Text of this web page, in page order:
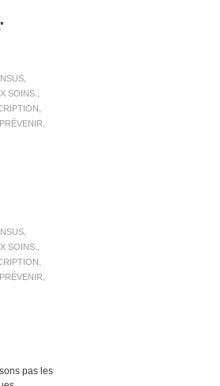
,
SOINS.,
,
PRÉVENIR,
,
SOINS.,
,
PRÉVENIR,
pas les